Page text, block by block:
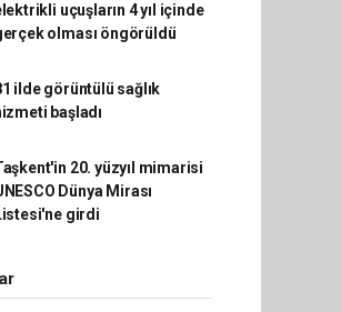
uçuşların 4 yıl içinde
olması öngörüldü
ilde görüntülü sağlık
başladı
20. yüzyıl mimarisi
Dünya Mirası
girdi